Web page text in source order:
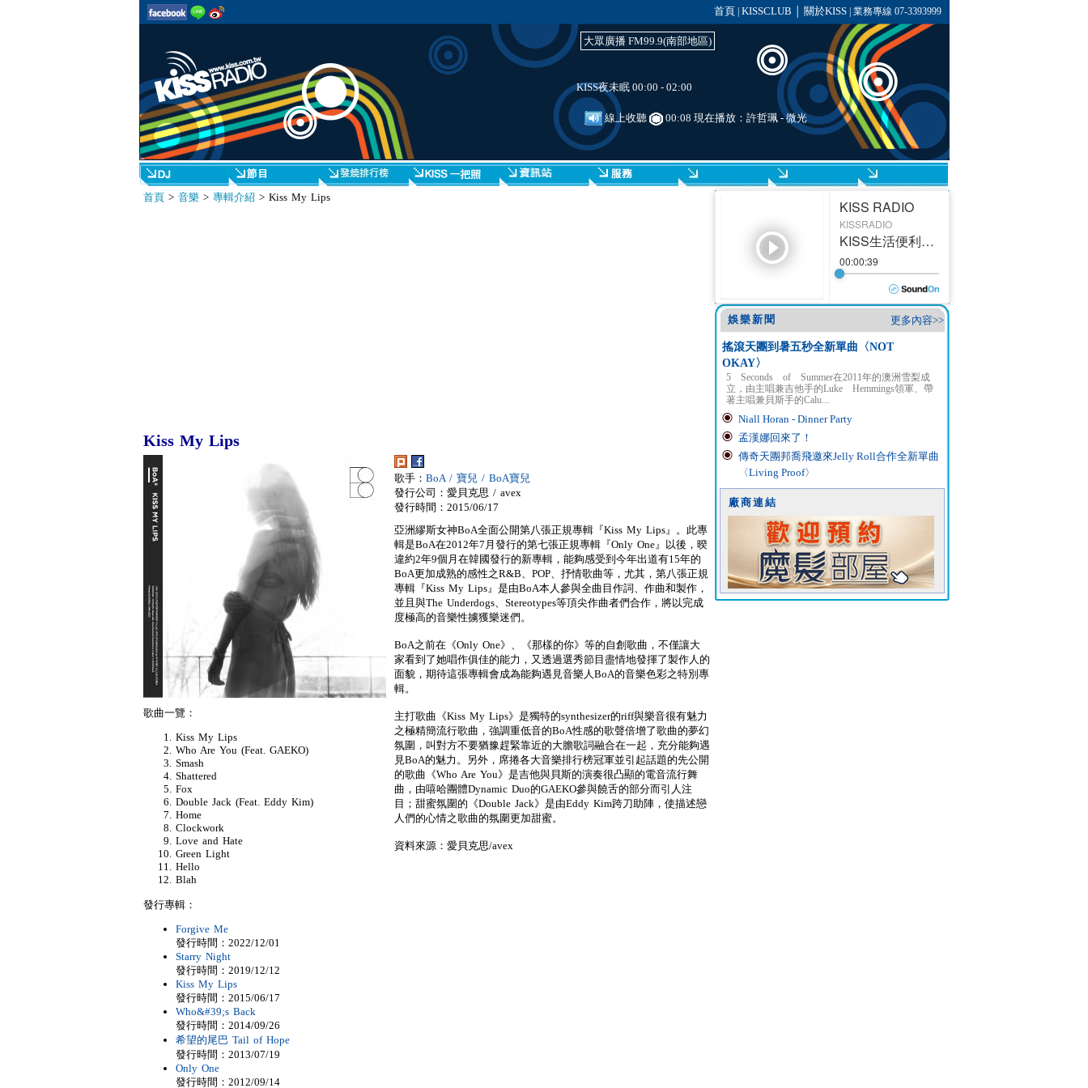
首頁 KISSCLUB 關於KISS| 業務專線 07-3393999
大眾廣播 FM99.9(南部地區)
KISS夜未眠 00:00 - 02:00
線上收聽 00:08 現在播放：許哲珮 - 微光
首頁> 音樂> 專輯介紹 > Kiss My Lips
Kiss My Lips
歌手： BoA / 寶兒 / BoA寶兒
發行公司：愛貝克思 / avex
發行時間：2015/06/17
亞洲繆斯女神BoA全面公開第八張正規專輯『Kiss My Lips』。此專
輯是BoA在2012年7月發行的第七張正規專輯『Only One』以後，暌
違約2年9個月在韓國發行的新專輯，能夠感受到今年出道有15年的
BoA更加成熟的感性之R&B、POP、抒情歌曲等，尤其，第八張正規
專輯『Kiss My Lips』是由BoA本人參與全曲目作詞、作曲和製作，
並且與The Underdogs、Stereotypes等頂尖作曲者們合作，將以完成
度極高的音樂性擄獲樂迷們。
BoA之前在《Only One》、《那樣的你》等的自創歌曲，不僅讓大
家看到了她唱作俱佳的能力，又透過選秀節目盡情地發揮了製作人的
面貌，期待這張專輯會成為能夠遇見音樂人BoA的音樂色彩之特別專
輯。
主打歌曲《Kiss My Lips》是獨特的synthesizer的riff與樂音很有魅力
之極精簡流行歌曲，強調重低音的BoA性感的歌聲倍增了歌曲的夢幻
氛圍，叫對方不要猶豫趕緊靠近的大膽歌詞融合在一起，充分能夠遇
見BoA的魅力。另外，席捲各大音樂排行榜冠軍並引起話題的先公開
的歌曲《Who Are You》是吉他與貝斯的演奏很凸顯的電音流行舞
曲，由嘻哈團體Dynamic Duo的GAEKO參與饒舌的部分而引人注
目；甜蜜氛圍的《Double Jack》是由Eddy Kim跨刀助陣，使描述戀
人們的心情之歌曲的氛圍更加甜蜜。
資料來源：愛貝克思/avex
歌曲一覽：
Kiss My Lips
Who Are You (Feat. GAEKO)
Smash
Shattered
Fox
Double Jack (Feat. Eddy Kim)
Home
Clockwork
Love and Hate
Green Light
Hello
Blah
發行專輯：
Forgive Me
發行時間：2022/12/01
Starry Night
發行時間：2019/12/12
Kiss My Lips
發行時間：2015/06/17
Who&#39;s Back
發行時間：2014/09/26
希望的尾巴 Tail of Hope
發行時間：2013/07/19
Only One
發行時間：2012/09/14
更多內容>>
娛樂新聞
搖滾天團到暑五秒全新單曲〈NOT
OKAY〉
5 Seconds of Summer在2011年的澳洲雪梨成
立，由主唱兼吉他手的Luke Hemmings領軍、帶
著主唱兼貝斯手的Calu...
Niall Horan - Dinner Party
孟漢娜回來了！
傳奇天團邦喬飛邀來Jelly Roll合作全新單曲
〈Living Proof〉
廠商連結